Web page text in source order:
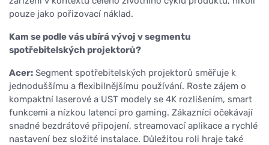
pouze jako pořizovací náklad.
Kam se podle vás ubírá vývoj v segmentu
spotřebitelských projektorů?
Acer: Segment spotřebitelských projektorů směřuje k
jednoduššímu a flexibilnějšímu používání. Roste zájem o
kompaktní laserové a UST modely se 4K rozlišením, smart
funkcemi a nízkou latencí pro gaming. Zákazníci očekávají
snadné bezdrátové připojení, streamovací aplikace a rychlé
nastavení bez složité instalace. Důležitou roli hraje také